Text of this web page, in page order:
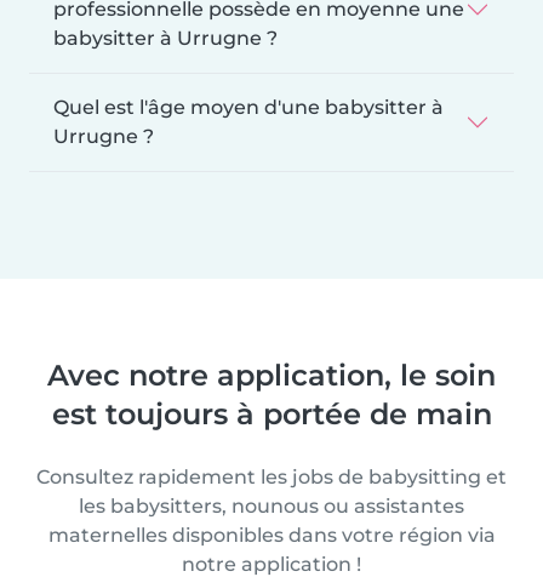
professionnelle possède en moyenne une
babysitter à Urrugne ?
Quel est l'âge moyen d'une babysitter à
Urrugne ?
Avec notre application, le soin
est toujours à portée de main
Consultez rapidement les jobs de babysitting et
les babysitters, nounous ou assistantes
maternelles disponibles dans votre région via
notre application !